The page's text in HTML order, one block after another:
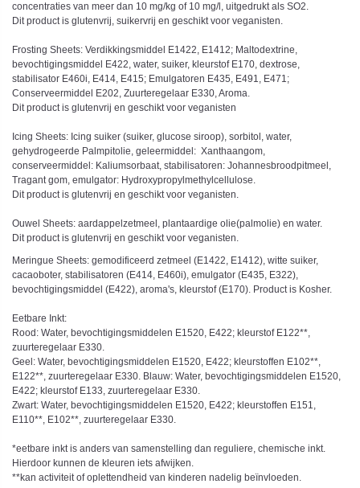
concentraties van meer dan 10 mg/kg of 10 mg/l, uitgedrukt als SO2.
Dit product is glutenvrij, suikervrij en geschikt voor veganisten.
Frosting Sheets: Verdikkingsmiddel E1422, E1412; Maltodextrine,
bevochtigingsmiddel E422, water, suiker, kleurstof E170, dextrose,
stabilisator E460i, E414, E415; Emulgatoren E435, E491, E471;
Conserveermiddel E202, Zuurteregelaar E330, Aroma.
Dit product is glutenvrij en geschikt voor veganisten
Icing Sheets: Icing suiker (suiker, glucose siroop), sorbitol, water,
gehydrogeerde Palmpitolie, geleermiddel: Xanthaangom,
conserveermiddel: Kaliumsorbaat, stabilisatoren: Johannesbroodpitmeel,
Tragant gom, emulgator: Hydroxypropylmethylcellulose.
Dit product is glutenvrij en geschikt voor veganisten.
Ouwel Sheets: aardappelzetmeel, plantaardige olie(palmolie) en water.
Dit product is glutenvrij en geschikt voor veganisten.
Meringue Sheets: gemodificeerd zetmeel (E1422, E1412), witte suiker,
cacaoboter, stabilisatoren (E414, E460i), emulgator (E435, E322),
bevochtigingsmiddel (E422), aroma's, kleurstof (E170). Product is Kosher.
Eetbare Inkt:
Rood: Water, bevochtigingsmiddelen E1520, E422; kleurstof E122**,
zuurteregelaar E330.
Geel: Water, bevochtigingsmiddelen E1520, E422; kleurstoffen E102**,
E122**, zuurteregelaar E330. Blauw: Water, bevochtigingsmiddelen E1520,
E422; kleurstof E133, zuurteregelaar E330.
Zwart: Water, bevochtigingsmiddelen E1520, E422; kleurstoffen E151,
E110**, E102**, zuurteregelaar E330.
*eetbare inkt is anders van samenstelling dan reguliere, chemische inkt.
Hierdoor kunnen de kleuren iets afwijken.
**kan activiteit of oplettendheid van kinderen nadelig beïnvloeden.